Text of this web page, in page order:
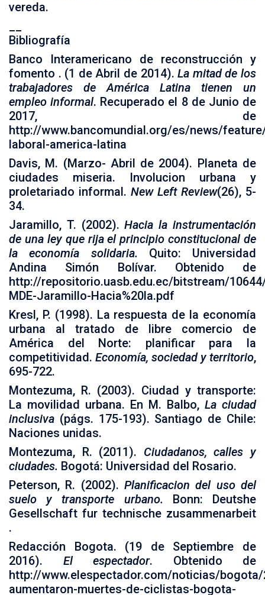
vereda.
Bibliografía
Banco Interamericano de reconstrucción y
fomento . (1 de Abril de 2014).La mitad de los
trabajadores de América Latina tienen un
empleo informal. Recuperado el 8 de Junio de
2017, de
http://www.bancomundial.org/es/news/
laboral-america-latina
Davis, M. (Marzo- Abril de 2004). Planeta de
ciudades miseria. Involucion urbana y
proletariado informal. New Left Review(26), 5-
34.
Jaramillo, T. (2002).Hacia la instrumentación
de una ley que rija el principio constitucional de
la economía solidaria. Quito: Universidad
Andina Simón Bolívar. Obtenido de
http://repositorio.uasb.edu.ec/bitstream/
MDE-Jaramillo-Hacia%20la.pdf
Kresl, P. (1998). La respuesta de la economía
urbana al tratado de libre comercio de
América del Norte: planificar para la
competitividad. Economía, sociedad y territorio,
695-722.
Montezuma, R. (2003). Ciudad y transporte:
La movilidad urbana. En M. Balbo, La ciudad
inclusiva (págs. 175-193). Santiago de Chile:
Naciones unidas.
Montezuma, R. (2011). Ciudadanos, calles y
ciudades. Bogotá: Universidad del Rosario.
Peterson, R. (2002). Planificacion del uso del
suelo y transporte urbano. Bonn: Deutshe
Gesellschaft fur technische zusammenarbeit
.
Redacción Bogota. (19 de Septiembre de
2016). El espectador. Obtenido de
http://www.elespectador.com/noticias/bogota/
aumentaron-muertes-de-ciclistas-bogota-